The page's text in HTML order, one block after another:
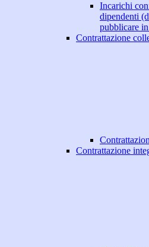
Incarichi
dipendenti
pubblicare
Contrattazione
Contrattazione